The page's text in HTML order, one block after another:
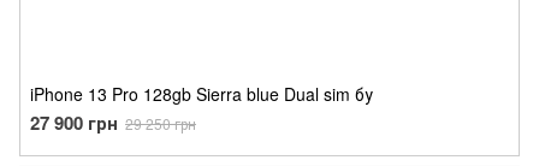
iPhone 13 Pro 128gb Sierra blue Dual sim бу
27 900 грн 29 250 грн